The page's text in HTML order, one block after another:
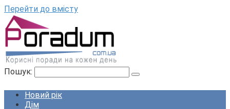
Перейти до вмісту
Пошук:
Новий рік
Дім